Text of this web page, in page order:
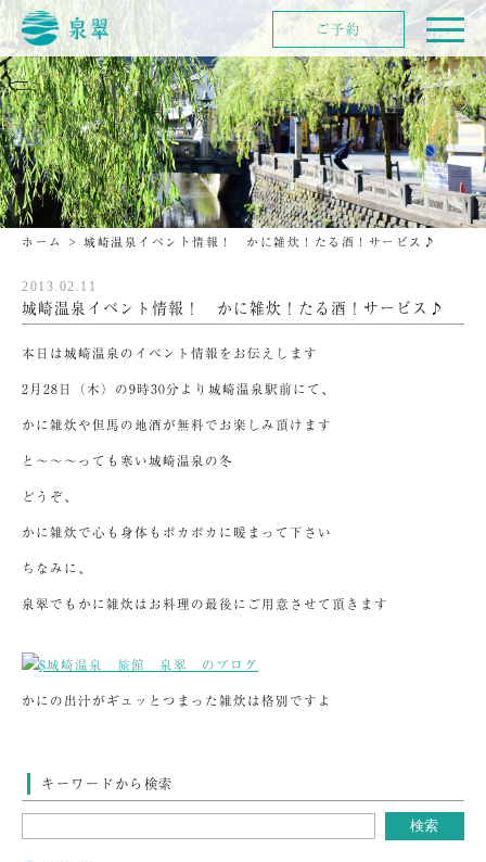
ホーム > 城崎温泉イベント情報！ かに雑炊！たる酒！サービス♪
2013.02.11
城崎温泉イベント情報！ かに雑炊！たる酒！サービス♪
本日は城崎温泉のイベント情報をお伝えします
2月28日（木）の9時30分より城崎温泉駅前にて、
かに雑炊や但馬の地酒が無料でお楽しみ頂けます
と～～～っても寒い城崎温泉の冬
どうぞ、
かに雑炊で心も身体もポカポカに暖まって下さい
ちなみに、
泉翠でもかに雑炊はお料理の最後にご用意させて頂きます
かにの出汁がギュッとつまった雑炊は格別ですよ
キーワードから検索
ご予約